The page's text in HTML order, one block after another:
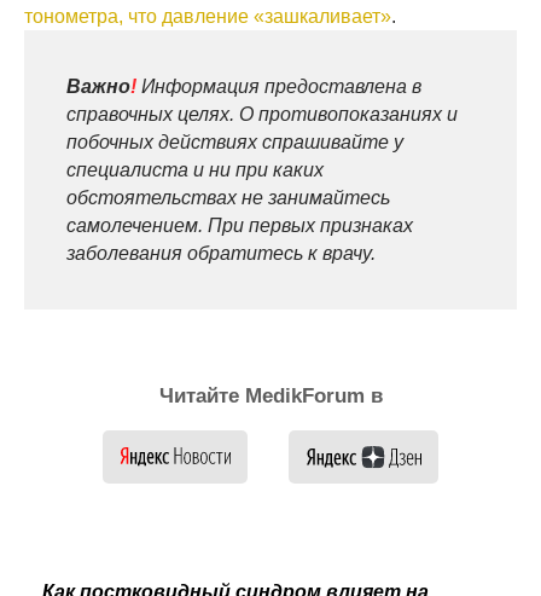
тонометра, что давление «зашкаливает».
Важно! Информация предоставлена в
справочных целях. О противопоказаниях и
побочных действиях спрашивайте у
специалиста и ни при каких
обстоятельствах не занимайтесь
самолечением. При первых признаках
заболевания обратитесь к врачу.
Читайте MedikForum в
Как постковидный синдром влияет на